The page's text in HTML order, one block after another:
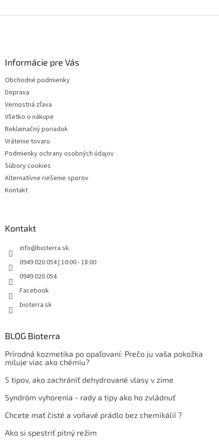
Informácie pre Vás
Obchodné podmienky
Doprava
Vernostná zľava
Všetko o nákupe
Reklamačný poriadok
Vrátenie tovaru
Podmienky ochrany osobných údajov
Súbory cookies
Alternatívne riešenie sporov
Kontakt
Kontakt
info@bioterra.sk
0949 020 054 | 10:00 - 18:00
0949 020 054
Facebook
bioterra.sk
BLOG Bioterra
Prírodná kozmetika po opaľovaní: Prečo ju vaša pokožka
miluje viac ako chémiu?
5 tipov, ako zachrániť dehydrované vlasy v zime
Syndróm vyhorenia - rady a tipy ako ho zvládnuť
Chcete mať čisté a voňavé prádlo bez chemikálií ?
Ako si spestriť pitný režim